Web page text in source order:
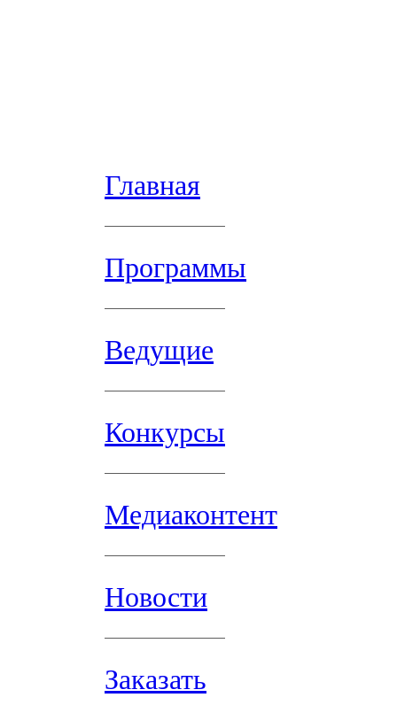
Главная
Программы
Ведущие
Конкурсы
Медиаконтент
Новости
Заказать